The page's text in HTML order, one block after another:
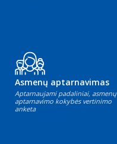
Asmenų aptarnavimas
Aptarnaujami padaliniai, asmenų
aptarnavimo kokybės vertinimo
anketa